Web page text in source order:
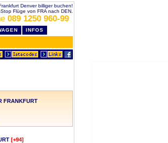
Denver billiger buchen!
Flüge von FRA nach DEN.
089 1250 960-99
INFOS
FRANKFURT
[+94]